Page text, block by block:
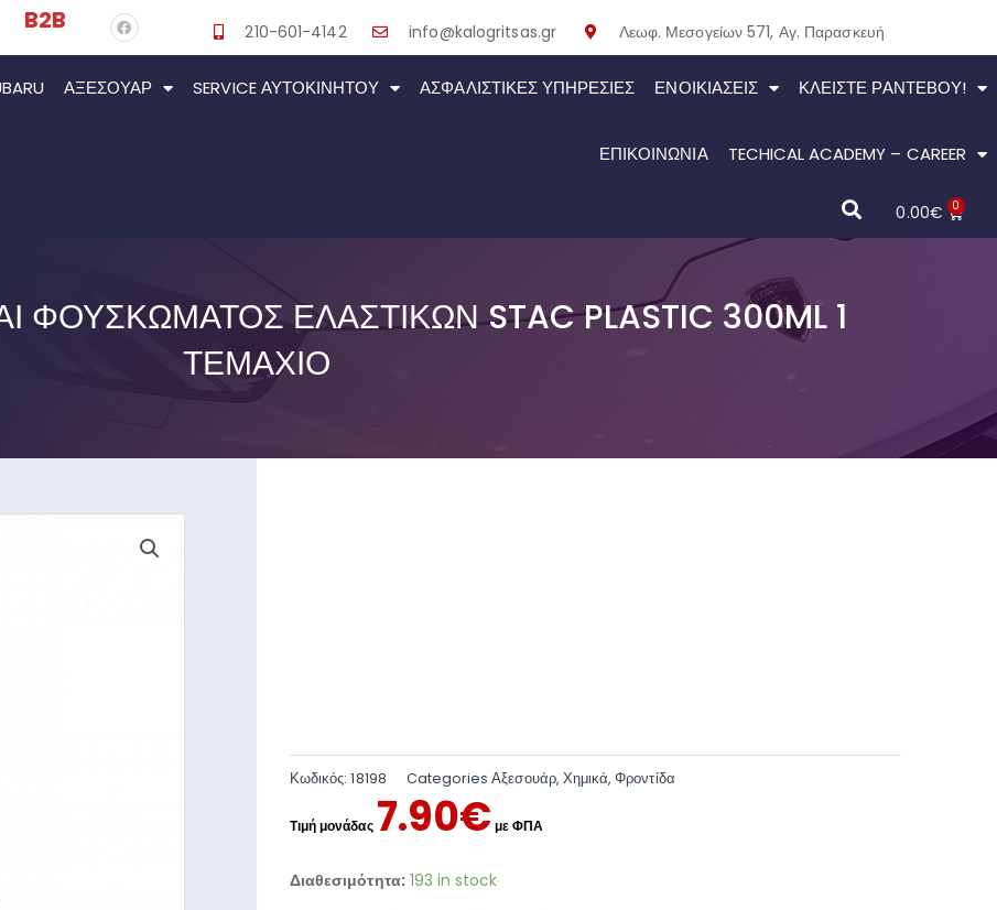
B2B 210-601-4142 info@kalogritsas.gr Λεωφ. Μεσογείων 571, Αγ. Παρασκευή
ΑΞΕΣΟΥΆΡ SERVICE ΑΥΤΟΚΙΝΉΤΟΥ ΑΣΦΑΛΙΣΤΙΚΕΣ ΥΠΗΡΕΣΙΕΣ ΕΝΟΙΚΙΆΣΕΙΣ ΚΛΕΊΣΤΕ ΡΑΝΤΕΒΟΎ!
ΕΠΙΚΟΙΝΩΝΙΑ TECHICAL ACADEMY – CAREER
0.00€ 0
ΦΟΥΣΚΏΜΑΤΟΣ ΕΛΑΣΤΙΚΏΝ STAC PLASTIC 300ML 1
ΤΕΜΆΧΙΟ
Κωδικός:18198 Categories Αξεσουάρ, Χημικά,Φροντίδα
7.90€
Διαθεσιμότητα: 193 in stock